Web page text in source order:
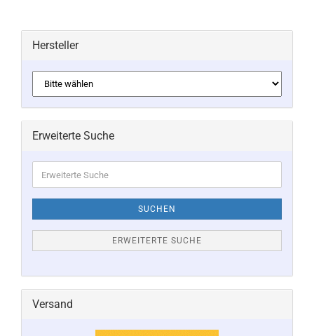
Hersteller
Erweiterte Suche
Suche
SUCHEN
ERWEITERTE SUCHE
Versand